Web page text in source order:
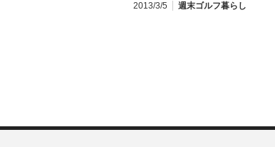
2013/3/5 週末ゴルフ暮らし